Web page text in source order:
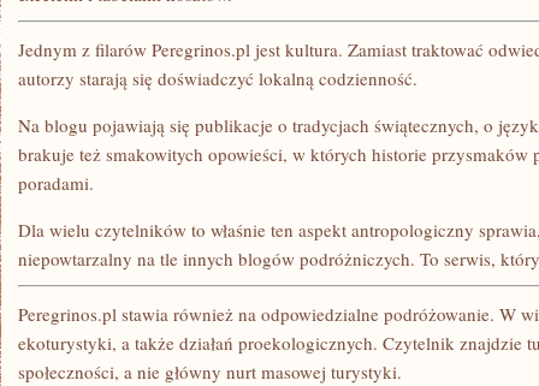
Jednym z filarów Peregrinos.pl jest kultura. Zamiast traktować
autorzy starają się doświadczyć lokalną codzienność.
Na blogu pojawiają się publikacje o tradycjach świątecznych, o
brakuje też smakowitych opowieści, w których historie przysmaków
poradami.
Dla wielu czytelników to właśnie ten aspekt antropologiczny
niepowtarzalny na tle innych blogów podróżniczych. To serwis,
Peregrinos.pl stawia również na odpowiedzialne podróżowanie. W
ekoturystyki, a także działań proekologicznych. Czytelnik znajdzie
społeczności, a nie główny nurt masowej turystyki.